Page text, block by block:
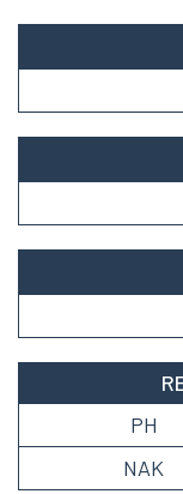
PH
NAK